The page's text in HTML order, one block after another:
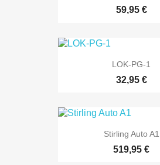
59,95 €
LOK-PG-1
32,95 €
Stirling Auto A1
519,95 €